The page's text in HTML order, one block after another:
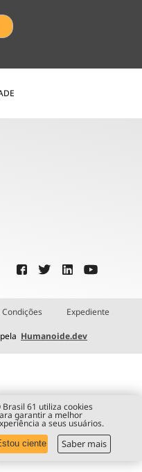
Expediente
Humanoide.dev
Brasil 61 utiliza cookies
garantir a melhor
a seus usuários.
ciente Saber mais